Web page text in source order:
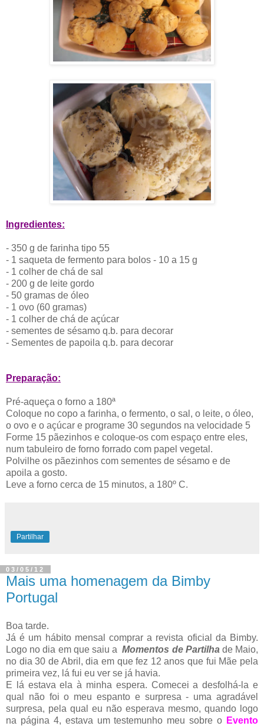
Ingredientes:
- 350 g de farinha tipo 55
- 1 saqueta de fermento para bolos - 10 a 15 g
- 1 colher de chá de sal
- 200 g de leite gordo
- 50 gramas de óleo
- 1 ovo (60 gramas)
- 1 colher de chá de açúcar
- sementes de sésamo q.b. para decorar
- Sementes de papoila q.b. para decorar
Preparação:
Pré-aqueça o forno a 180ª
Coloque no copo a farinha, o fermento, o sal, o leite, o óleo,
o ovo e o açúcar e programe 30 segundos na velocidade 5
Forme 15 pãezinhos e coloque-os com espaço entre eles,
num tabuleiro de forno forrado com papel vegetal.
Polvilhe os pãezinhos com sementes de sésamo e de
apoila a gosto.
Leve a forno cerca de 15 minutos, a 180º C.
Partilhar
03/05/12
Mais uma homenagem da Bimby
Portugal
Boa tarde.
Já é um hábito mensal comprar a revista oficial da Bimby.
Logo no dia em que saiu aMomentos de Partilha de Maio,
no dia 30 de Abril, dia em que fez 12 anos que fui Mãe pela
primeira vez, lá fui eu ver se já havia.
E lá estava ela à minha espera. Comecei a desfolhá-la e
qual não foi o meu espanto e surpresa - uma agradável
surpresa, pela qual eu não esperava mesmo, quando logo
na página 4, estava um testemunho meu sobre o Evento